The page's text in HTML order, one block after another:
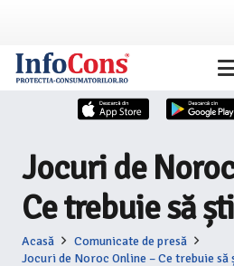
Jocuri de
Ce trebuie să
Acasă
Comunicate de presă
Jocuri de Noroc Online – Ce trebuie să